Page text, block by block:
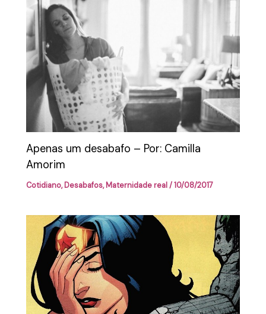
Apenas um desabafo – Por: Camilla
Amorim
Cotidiano,Desabafos,Maternidade real/10/08/2017